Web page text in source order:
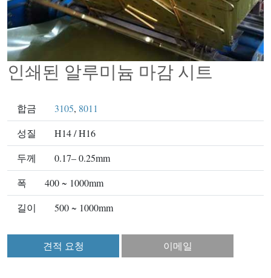
인쇄된 알루미늄 마감 시트
합금 3105, 8011
성질
H14 / H16
두께
0.17– 0.25mm
폭
400 ~ 1000mm
길이
500 ~ 1000mm
견적 요청 이메일